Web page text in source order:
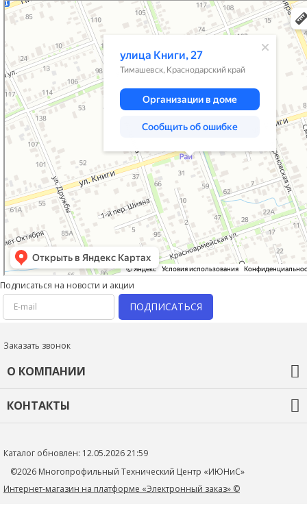
Тимашевск
Улица Книги, 27 — Яндекс Карты
Подписаться на новости и акции
ПОДПИСАТЬСЯ
Заказать звонок
О КОМПАНИИ
О компании
Оплата и доставка
Гарантия и возврат
Контакты
Политика конфиденциальности
КОНТАКТЫ
mtc_1@rambler.ru
352705, Краснодарский край, Тимашевский р-н, г.Тимашевск,
Каталог обновлен: 12.05.2026 21:59
©2026 Многопрофильный Технический Центр «ИЮНиС»
Интернет-магазин на платформе «Электронный заказ» ©